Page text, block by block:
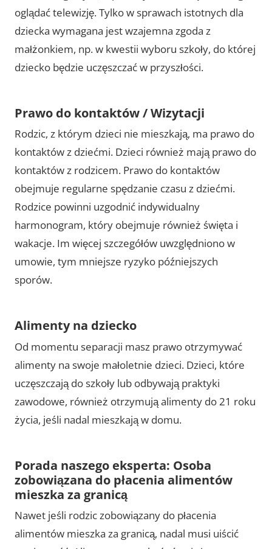
oglądać telewizję. Tylko w sprawach istotnych dla
dziecka wymagana jest wzajemna zgoda z
małżonkiem, np. w kwestii wyboru szkoły, do której
dziecko będzie uczęszczać w przyszłości.
Prawo do kontaktów / Wizytacji
Rodzic, z którym dzieci nie mieszkają, ma prawo do
kontaktów z dziećmi. Dzieci również mają prawo do
kontaktów z rodzicem. Prawo do kontaktów
obejmuje regularne spędzanie czasu z dziećmi.
Rodzice powinni uzgodnić indywidualny
harmonogram, który obejmuje również święta i
wakacje. Im więcej szczegółów uwzględniono w
umowie, tym mniejsze ryzyko późniejszych
sporów.
Alimenty na dziecko
Od momentu separacji masz prawo otrzymywać
alimenty na swoje małoletnie dzieci. Dzieci, które
uczęszczają do szkoły lub odbywają praktyki
zawodowe, również otrzymują alimenty do 21 roku
życia, jeśli nadal mieszkają w domu.
Porada naszego eksperta: Osoba
zobowiązana do płacenia alimentów
mieszka za granicą
Nawet jeśli rodzic zobowiązany do płacenia
alimentów mieszka za granicą, nadal musi uiścić